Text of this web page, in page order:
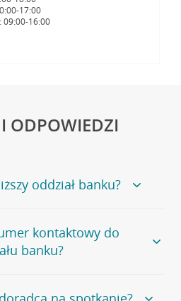
17:00
09:00-16:00
ODPOWIEDZI
oddział banku?
banku, zapraszamy na
, na której znajduje się
kontaktowy do
banku?
ogólnego numeru